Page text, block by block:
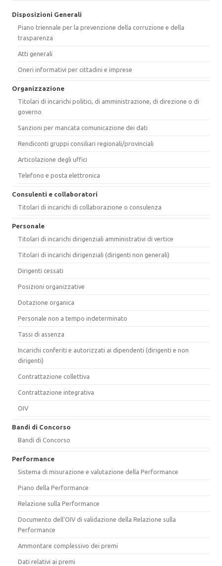
Disposizioni Generali
Piano triennale per la prevenzione della corruzione e della
trasparenza
Atti generali
Oneri informativi per cittadini e imprese
Organizzazione
Titolari di incarichi politici, di amministrazione, di direzione o di
governo
Sanzioni per mancata comunicazione dei dati
Rendiconti gruppi consiliari regionali/provinciali
Articolazione degli uffici
Telefono e posta elettronica
Consulenti e collaboratori
Titolari di incarichi di collaborazione o consulenza
Personale
Titolari di incarichi dirigenziali amministrativi di vertice
Titolari di incarichi dirigenziali (dirigenti non generali)
Dirigenti cessati
Posizioni organizzative
Dotazione organica
Personale non a tempo indeterminato
Tassi di assenza
Incarichi conferiti e autorizzati ai dipendenti (dirigenti e non
dirigenti)
Contrattazione collettiva
Contrattazione integrativa
OIV
Bandi di Concorso
Bandi di Concorso
Performance
Sistema di misurazione e valutazione della Performance
Piano della Performance
Relazione sulla Performance
Documento dell'OIV di validazione della Relazione sulla
Performance
Ammontare complessivo dei premi
Dati relativi ai premi